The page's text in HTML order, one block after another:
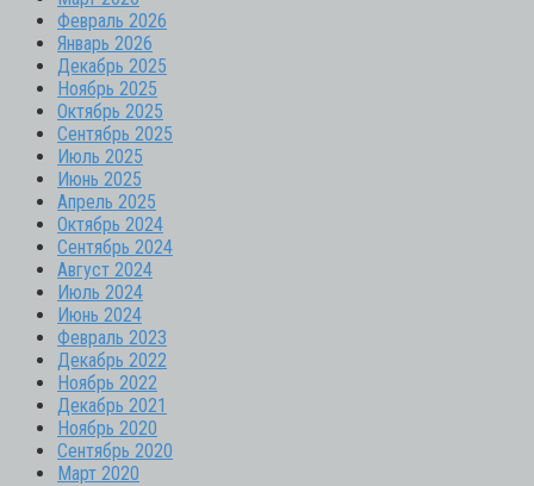
Февраль 2026
Январь 2026
Декабрь 2025
Ноябрь 2025
Октябрь 2025
Сентябрь 2025
Июль 2025
Июнь 2025
Апрель 2025
Октябрь 2024
Сентябрь 2024
Август 2024
Июль 2024
Июнь 2024
Февраль 2023
Декабрь 2022
Ноябрь 2022
Декабрь 2021
Ноябрь 2020
Сентябрь 2020
Март 2020